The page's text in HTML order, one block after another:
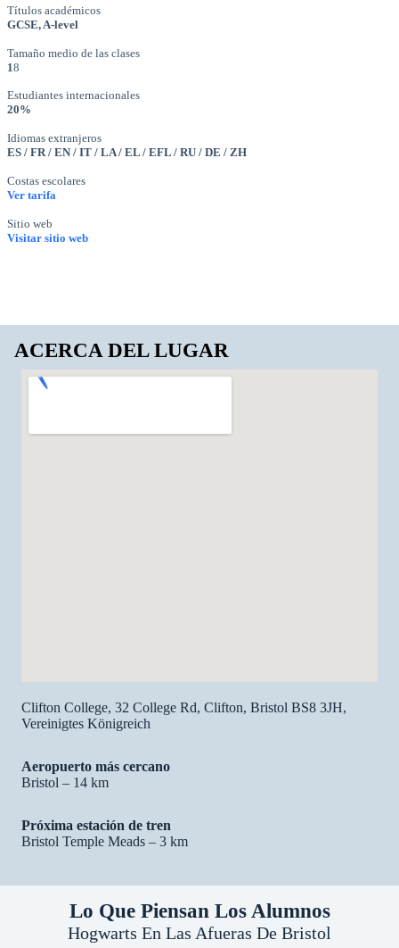
Títulos académicos
GCSE, A-level
Tamaño medio de las clases
18
Estudiantes internacionales
20%
Idiomas extranjeros
ES / FR / EN / IT / LA / EL / EFL / RU / DE / ZH
Costas escolares
Ver tarifa
Sitio web
Visitar sitio web
ACERCA DEL LUGAR
Clifton College, 32 College Rd, Clifton, Bristol BS8 3JH,
Vereinigtes Königreich
Aeropuerto más cercano
Bristol – 14 km
Próxima estación de tren
Bristol Temple Meads – 3 km
Lo Que Piensan Los Alumnos
Hogwarts En Las Afueras De Bristol